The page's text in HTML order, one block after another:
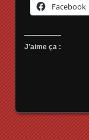
Facebook
J’aime ça :